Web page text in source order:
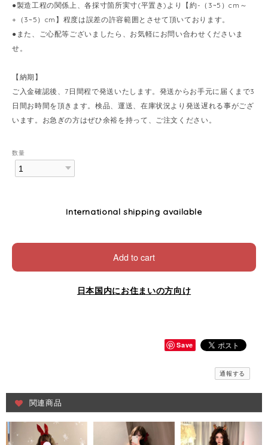
●製造工程の関係上、各採寸箇所実寸(平置き)より【約-（3~5）cm～
+（3~5）cm】程度は誤差の許容範囲とさせて頂いております。
●また、ご心配等ございましたら、お気軽にお問い合わせくださいま
せ。
【納期】
ご入金確認後、7日間程で発送いたします。発送からお手元に届くまで3
日間お時間を頂きます。検品、運送、在庫状況より発送遅れる事がござ
います。お急ぎの方はぜひ余裕を持って、ご注文ください。
数量
International shipping available
Add to cart
日本国内にお住まいの方向け
Save
通報する
関連商品